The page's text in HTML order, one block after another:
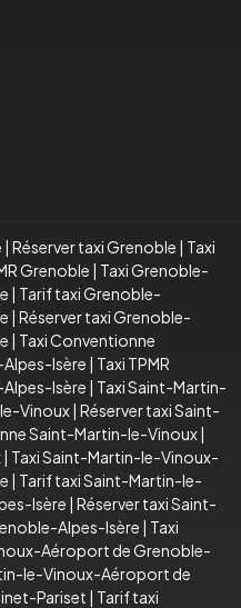
| Réserver taxi Grenoble | Taxi
Grenoble | Taxi Grenoble-
| Tarif taxi Grenoble-
| Réserver taxi Grenoble-
| Taxi Conventionne
Isère | Taxi TPMR
Isère | Taxi Saint-Martin-
Vinoux| Réserver taxi Saint-
Saint-Martin-le-Vinoux|
| Taxi Saint-Martin-le-Vinoux-
| Tarif taxi Saint-Martin-le-
Isère | Réserver taxi Saint-
Alpes-Isère | Taxi
Aéroport de Grenoble-
le-Vinoux-Aéroport de
Pariset | Tarif taxi